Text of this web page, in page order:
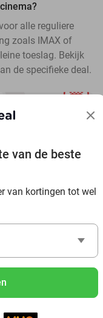
van de beste
van kortingen tot wel
alle reguliere
zoals IMAX of
toeslag. Bekijk
de specifieke deal.
omgeving
inspiratie uit onze